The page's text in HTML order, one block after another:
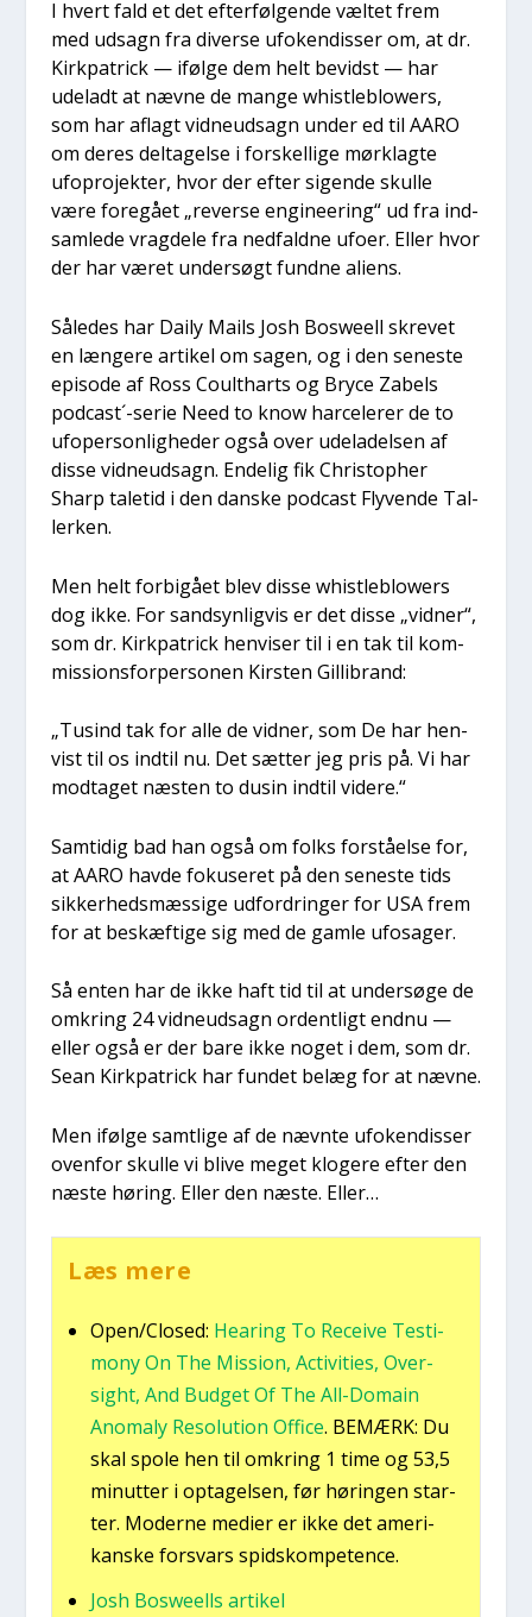
I hvert fald et det efter­føl­gen­de væl­tet frem
med udsagn fra diver­se ufo­ken­dis­ser om, at dr.
Kirk­pa­tri­ck — iføl­ge dem helt bevidst — har
ude­ladt at næv­ne de man­ge whi­st­le­blowers,
som har aflagt vid­neud­sagn under ed til AARO
om deres del­ta­gel­se i for­skel­li­ge mørklag­te
ufopro­jek­ter, hvor der efter sigen­de skul­le
være fore­gå­et „rever­se engi­ne­e­ring“ ud fra ind­
sam­le­de vrag­de­le fra ned­fald­ne ufo­er. Eller hvor
der har været under­søgt fund­ne ali­ens.
Såle­des har Daily Mails Josh Boswe­ell skre­vet
en læn­ge­re arti­kel om sagen, og i den sene­ste
epi­so­de af Ross Coult­harts og Bry­ce Zabels
podcast´-serie Need to know har­ce­le­rer de to
ufo­per­son­lig­he­der også over ude­la­del­sen af
dis­se vid­neud­sagn. Ende­lig fik Chri­stop­her
Sharp tale­tid i den dan­ske podcast Fly­ven­de Tal­
ler­ken.
Men helt for­bi­gå­et blev dis­se whi­st­le­blowers
dog ikke. For sand­syn­lig­vis er det dis­se „vid­ner“,
som dr. Kirk­pa­tri­ck hen­vi­ser til i en tak til kom­
mis­sions­for­per­so­nen Kir­sten Gil­li­brand:
„Tusind tak for alle de vid­ner, som De har hen­
vist til os ind­til nu. Det sæt­ter jeg pris på. Vi har
mod­ta­get næsten to dusin ind­til vide­re.“
Sam­ti­dig bad han også om folks for­stå­el­se for,
at AARO hav­de foku­se­ret på den sene­ste tids
sik­ker­heds­mæs­si­ge udfor­drin­ger for USA frem
for at beskæf­ti­ge sig med de gam­le ufosa­ger.
Så enten har de ikke haft tid til at under­sø­ge de
omkring 24 vid­neud­sagn ordent­ligt end­nu —
eller også er der bare ikke noget i dem, som dr.
Sean Kirk­pa­tri­ck har fun­det belæg for at næv­ne.
Men iføl­ge samt­li­ge af de nævn­te ufo­ken­dis­ser
oven­for skul­le vi bli­ve meget klo­ge­re efter den
næste høring. Eller den næste. Eller…
Læs mere
Open/Closed: Hea­ring To Recei­ve Testi­
mo­ny On The Mis­sion, Acti­vi­ties, Over­
sight, And Bud­get Of The All-Domain
Ano­ma­ly Reso­lu­tion Offi­ce. BEMÆRK: Du
skal spo­le hen til omkring 1 time og 53,5
minut­ter i opta­gel­sen, før hørin­gen star­
ter. Moder­ne medi­er er ikke det ame­ri­
kan­ske for­svars spids­kom­pe­ten­ce.
Josh Boswe­ells arti­kel